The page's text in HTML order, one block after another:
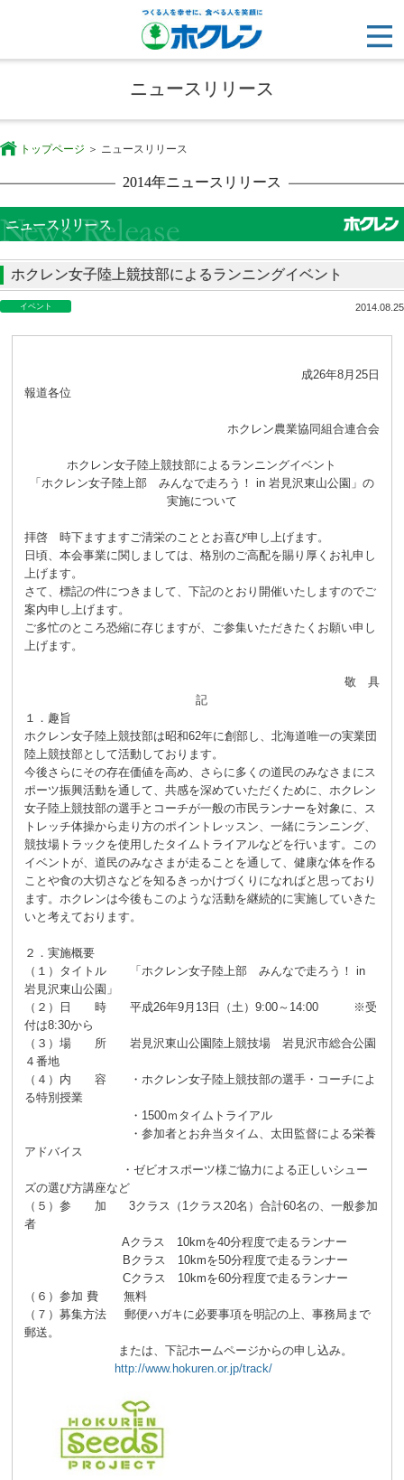
ニュースリリース
トップページ ニュースリリース
2014年ニュースリリース
ホクレン女子陸上競技部によるランニングイベント
イベント 2014.08.25
成26年8月25日
報道各位
ホクレン農業協同組合連合会
ホクレン女子陸上競技部によるランニングイベント
「ホクレン女子陸上部 みんなで走ろう！ in 岩見沢東山公園」の
実施について
拝啓 時下ますますご清栄のこととお喜び申し上げます。
日頃、本会事業に関しましては、格別のご高配を賜り厚くお礼申し
上げます。
さて、標記の件につきまして、下記のとおり開催いたしますのでご
案内申し上げます。
ご多忙のところ恐縮に存じますが、ご参集いただきたくお願い申し
上げます。
敬 具
記
１．趣旨
ホクレン女子陸上競技部は昭和62年に創部し、北海道唯一の実業団
陸上競技部として活動しております。
今後さらにその存在価値を高め、さらに多くの道民のみなさまにス
ポーツ振興活動を通して、共感を深めていただくために、ホクレン
女子陸上競技部の選手とコーチが一般の市民ランナーを対象に、ス
トレッチ体操から走り方のポイントレッスン、一緒にランニング、
競技場トラックを使用したタイムトライアルなどを行います。この
イベントが、道民のみなさまが走ることを通して、健康な体を作る
ことや食の大切さなどを知るきっかけづくりになればと思っており
ます。ホクレンは今後もこのような活動を継続的に実施していきた
いと考えております。
２．実施概要
（１）タイトル 「ホクレン女子陸上部 みんなで走ろう！ in
岩見沢東山公園」
（２）日 時 平成26年9月13日（土）9:00～14:00 ※受
付は8:30から
（３）場 所 岩見沢東山公園陸上競技場 岩見沢市総合公園
４番地
（４）内 容 ・ホクレン女子陸上競技部の選手・コーチによ
る特別授業
・1500ｍタイムトライアル
・参加者とお弁当タイム、太田監督による栄養
アドバイス
・ゼビオスポーツ様ご協力による正しいシュー
ズの選び方講座など
（５）参 加 3クラス（1クラス20名）合計60名の、一般参加
者
Aクラス 10kmを40分程度で走るランナー
Bクラス 10kmを50分程度で走るランナー
Cクラス 10kmを60分程度で走るランナー
（６）参加 費 無料
（７）募集方法 郵便ハガキに必要事項を明記の上、事務局まで
郵送。
または、下記ホームページからの申し込み。
http://www.hokuren.or.jp/track/